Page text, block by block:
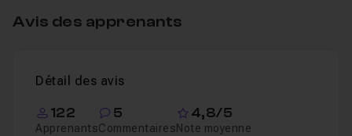
Avis des apprenants
Détail des avis
122
Apprenants
5
Commentaires
4,8/5
Note moyenne